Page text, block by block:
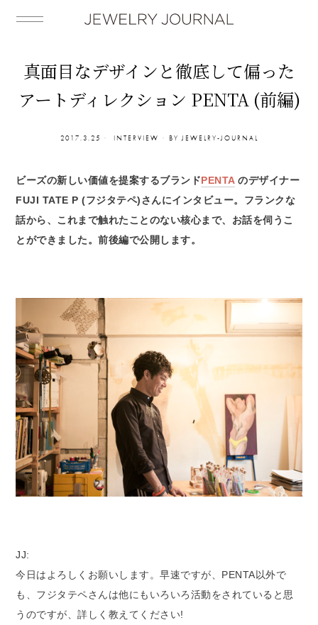
真面目なデザインと徹底して偏った
アートディレクション PENTA (前編)
2017.3.25 INTERVIEW BY JEWELRY-JOURNAL
ビーズの新しい価値を提案するブランドPENTAのデザイナー
FUJI TATE P (フジタテペ)さんにインタビュー。フランクな
話から、これまで触れたことのない核心まで、お話を伺うこ
とができました。前後編で公開します。
JJ:
今日はよろしくお願いします。早速ですが、PENTA以外で
も、フジタテペさんは他にもいろいろ活動をされていると思
うのですが、詳しく教えてください!